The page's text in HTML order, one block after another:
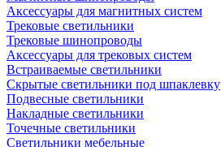
Аксессуары для магнитных систем
Трековые светильники
Трековые шинопроводы
Аксессуары для трековых систем
Встраиваемые светильники
Скрытые светильники под шпаклевку
Подвесные светильники
Накладные светильники
Точечные светильники
Светильники мебельные